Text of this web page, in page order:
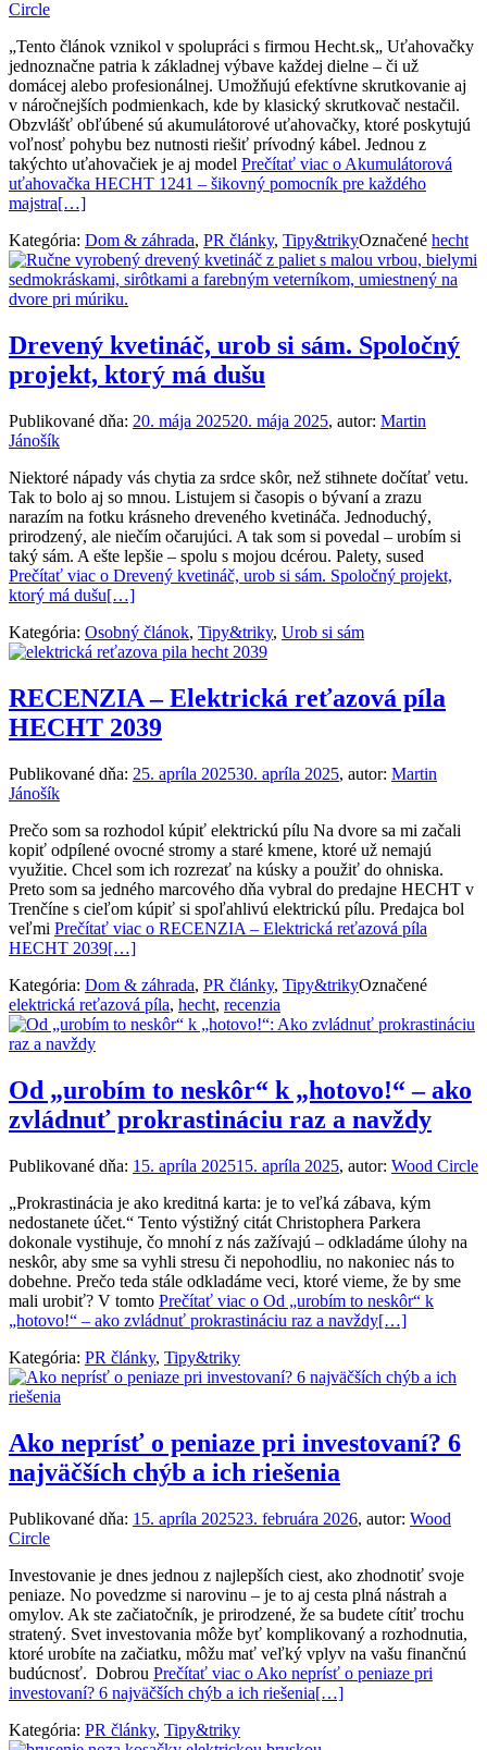
Circle
„Tento článok vznikol v spolupráci s firmou Hecht.sk„ Uťahovačky
jednoznačne patria k základnej výbave každej dielne – či už
domácej alebo profesionálnej. Umožňujú efektívne skrutkovanie aj
v náročnejších podmienkach, kde by klasický skrutkovač nestačil.
Obzvlášť obľúbené sú akumulátorové uťahovačky, ktoré poskytujú
voľnosť pohybu bez nutnosti riešiť prívodný kábel. Jednou z
takýchto uťahovačiek je aj model Prečítať viac o Akumulátorová
uťahovačka HECHT 1241 – šikovný pomocník pre každého
majstra[…]
Kategória: Dom & záhrada, PR články, Tipy&trikyOznačené hecht
Drevený kvetináč, urob si sám. Spoločný
projekt, ktorý má dušu
Publikované dňa: 20. mája 202520. mája 2025, autor: Martin
Jánošík
Niektoré nápady vás chytia za srdce skôr, než stihnete dočítať vetu.
Tak to bolo aj so mnou. Listujem si časopis o bývaní a zrazu
narazím na fotku krásneho dreveného kvetináča. Jednoduchý,
prirodzený, ale niečím očarujúci. A tak som si povedal – urobím si
taký sám. A ešte lepšie – spolu s mojou dcérou. Palety, sused
Prečítať viac o Drevený kvetináč, urob si sám. Spoločný projekt,
ktorý má dušu[…]
Kategória: Osobný článok, Tipy&triky, Urob si sám
RECENZIA – Elektrická reťazová píla
HECHT 2039
Publikované dňa: 25. apríla 202530. apríla 2025, autor: Martin
Jánošík
Prečo som sa rozhodol kúpiť elektrickú pílu Na dvore sa mi začali
kopiť odpílené ovocné stromy a staré kmene, ktoré už nemajú
využitie. Chcel som ich rozrezať na kúsky a použiť do ohniska.
Preto som sa jedného marcového dňa vybral do predajne HECHT v
Trenčíne s cieľom kúpiť si spoľahlivú elektrickú pílu. Predajca bol
veľmi Prečítať viac o RECENZIA – Elektrická reťazová píla
HECHT 2039[…]
Kategória: Dom & záhrada, PR články, Tipy&trikyOznačené
elektrická reťazová píla, hecht, recenzia
Od „urobím to neskôr“ k „hotovo!“ – ako
zvládnuť prokrastináciu raz a navždy
Publikované dňa: 15. apríla 202515. apríla 2025, autor: Wood Circle
„Prokrastinácia je ako kreditná karta: je to veľká zábava, kým
nedostanete účet.“ Tento výstižný citát Christophera Parkera
dokonale vystihuje, čo mnohí z nás zažívajú – odkladáme úlohy na
neskôr, aby sme sa vyhli stresu či nepohodliu, no nakoniec nás to
dobehne. Prečo teda stále odkladáme veci, ktoré vieme, že by sme
mali urobiť? V tomto Prečítať viac o Od „urobím to neskôr“ k
„hotovo!“ – ako zvládnuť prokrastináciu raz a navždy[…]
Kategória: PR články, Tipy&triky
Ako neprísť o peniaze pri investovaní? 6
najväčších chýb a ich riešenia
Publikované dňa: 15. apríla 202523. februára 2026, autor: Wood
Circle
Investovanie je dnes jednou z najlepších ciest, ako zhodnotiť svoje
peniaze. No povedzme si narovinu – je to aj cesta plná nástrah a
omylov. Ak ste začiatočník, je prirodzené, že sa budete cítiť trochu
stratený. Svet investovania môže byť komplikovaný a rozhodnutia,
ktoré urobíte na začiatku, môžu mať veľký vplyv na vašu finančnú
budúcnosť. Dobrou Prečítať viac o Ako neprísť o peniaze pri
investovaní? 6 najväčších chýb a ich riešenia[…]
Kategória: PR články, Tipy&triky